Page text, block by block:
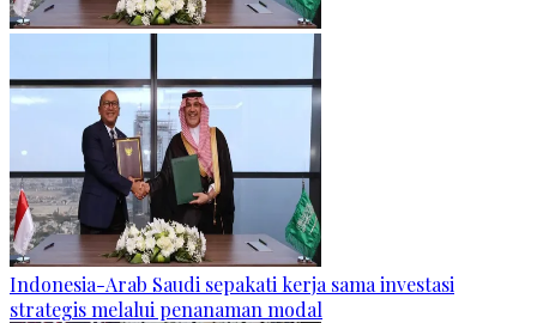
Indonesia-Arab Saudi sepakati kerja sama investasi
strategis melalui penanaman modal